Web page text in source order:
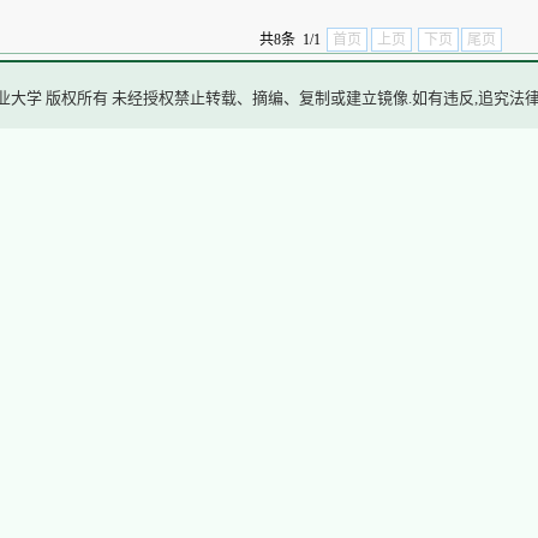
共8条 1/1 首页 上页 下页 尾页
大学 版权所有 未经授权禁止转载、摘编、复制或建立镜像.如有违反,追究